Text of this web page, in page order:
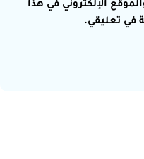
الإلكتروني في هذا
في تعليقي.